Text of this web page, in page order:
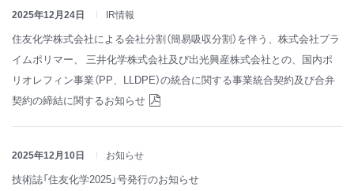
2025年12月24日 IR情報
住友化学株式会社による会社分割（簡易吸収分割）を伴う、株式会社プラ
イムポリマー、 三井化学株式会社及び出光興産株式会社との、国内ポ
リオレフィン事業（PP、LLDPE）の統合に関する事業統合契約及び合弁
契約の締結に関するお知らせ
2025年12月10日 お知らせ
技術誌「住友化学2025」号発行のお知らせ